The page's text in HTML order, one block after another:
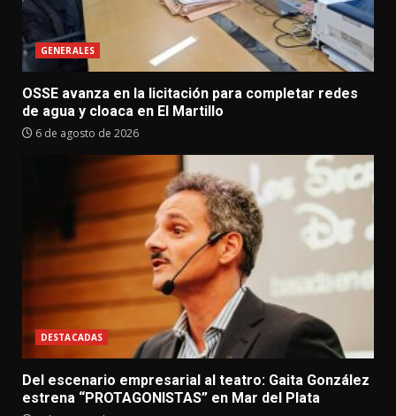
GENERALES
OSSE avanza en la licitación para completar redes
de agua y cloaca en El Martillo
6 de agosto de 2026
DESTACADAS
Del escenario empresarial al teatro: Gaita González
estrena “PROTAGONISTAS” en Mar del Plata